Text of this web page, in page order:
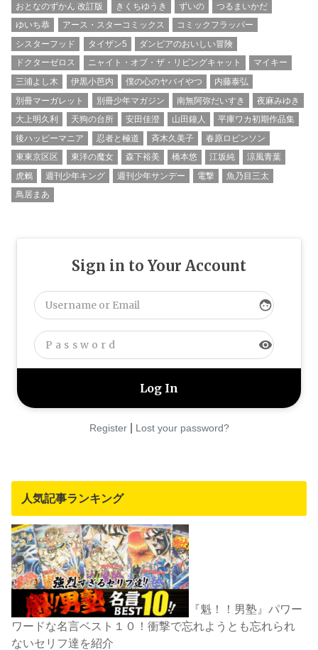
おとなのずかん 改訂版
きくちゆうき ずいの
つるまいかだ
ゆいち恭
アース・スターコミックス
コミックフラッパー
シスターフッド
タイザン5
ダンピアのおいしい冒険
ドクターゼロス
ニャイト・オブ・ザ・リビングキャット
マイキー
三浦よし木
伊黒小芭内 僕の心のヤバイやつ
内藤泰弘
別冊マーガレット
別冊少年マガジン 南無阿弥だいすき
夜麻みゆき
大上明久利
天狗の台所 安田佳澄 山田鐘人
平庫ワカ初期作品集
後ハッピーマニア
忍者と極道 斉木久美子
春原ロビンソン
東東京区区
東洋の魔女 森下裕美 橋本悠 江坂純
涼風青葉
虎鶫
週刊少年キング 週刊少年サンデー 電撃
魚乃目三太
鳥居まあ
Sign in to Your Account
face
visibility
Register| Lost your password?
人気記事ランキング
『魁！！男塾』パワー
ワードな名言ベスト１０！衝撃で忘れようとも忘れられ
ないセリフ達を紹介